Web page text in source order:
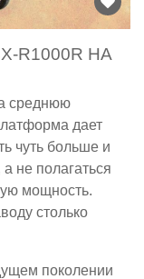
R1000R НА
среднюю
дает
чуть больше и
не полагаться
мощность.
столько
поколении